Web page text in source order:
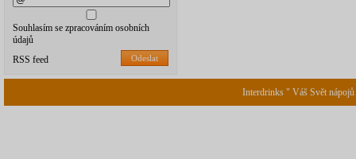
Souhlasím se zpracováním osobních
údajů
Odeslat
RSS feed
Interdrinks " Váš Svět